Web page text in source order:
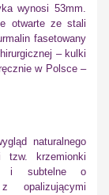
wynosi 53mm.
otwarte ze stali
fasetowany
– kulki
w Polsce –
naturalnego
tzw. krzemionki
i subtelne o
opalizującymi